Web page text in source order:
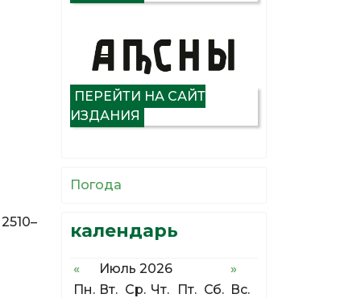
ПЕРЕЙТИ НА САЙТ
ИЗДАНИЯ
Погода
календарь
« Июль 2026
»
Пн. Вт. Ср. Чт. Пт. Сб. Вс.